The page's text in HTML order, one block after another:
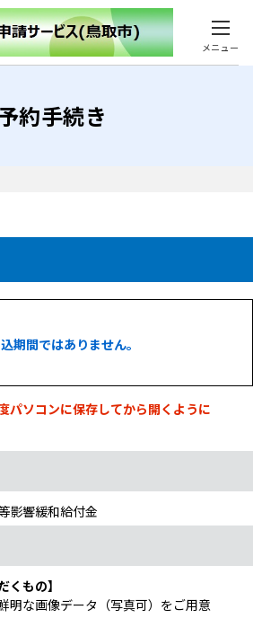
メニュー
約手続き
期間ではありません。
パソコンに保存してから開くように
影響緩和給付金
くもの】
明な画像データ（写真可）をご用意